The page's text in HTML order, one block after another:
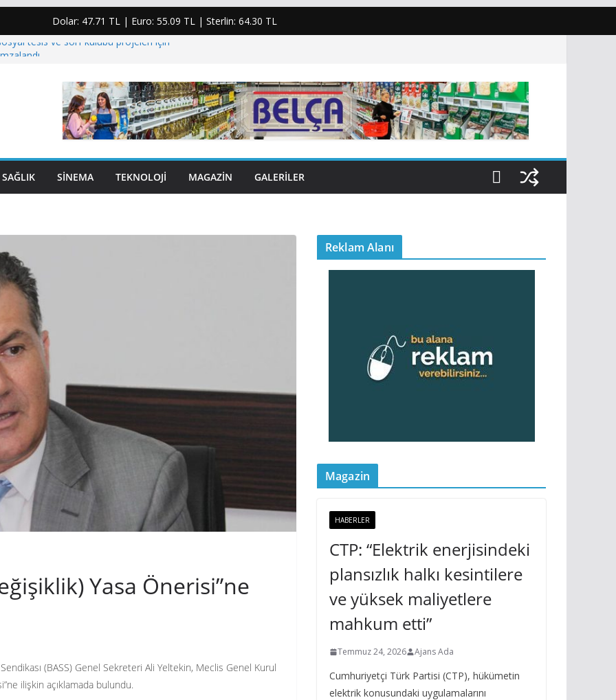
Dolar: 47.71 TL| Euro: 55.09 TL| Sterlin: 64.30 TL
tesis ve sörf kulübü projeleri için
için taziye mesajı: “Yaşanan bu acı
derinden üzmüştür”
yumruk atıp elmacık kemiğini kıran şahıs
SAĞLIK SINEMA TEKNOLOJI MAGAZIN GALERILER
Yasa Önerisi”ne
(BASS) Genel Sekreteri Ali Yeltekin, Meclis Genel Kurul
ilişkin açıklamada bulundu.
Reklam Alanı
Magazin
HABERLER
CTP: “Elektrik enerjisindeki
plansızlık halkı kesintilere
ve yüksek maliyetlere
mahkum etti”
Temmuz 24, 2026 Ajans Ada
Cumhuriyetçi Türk Partisi (CTP), hükümetin
elektrik konusundaki uygulamalarını